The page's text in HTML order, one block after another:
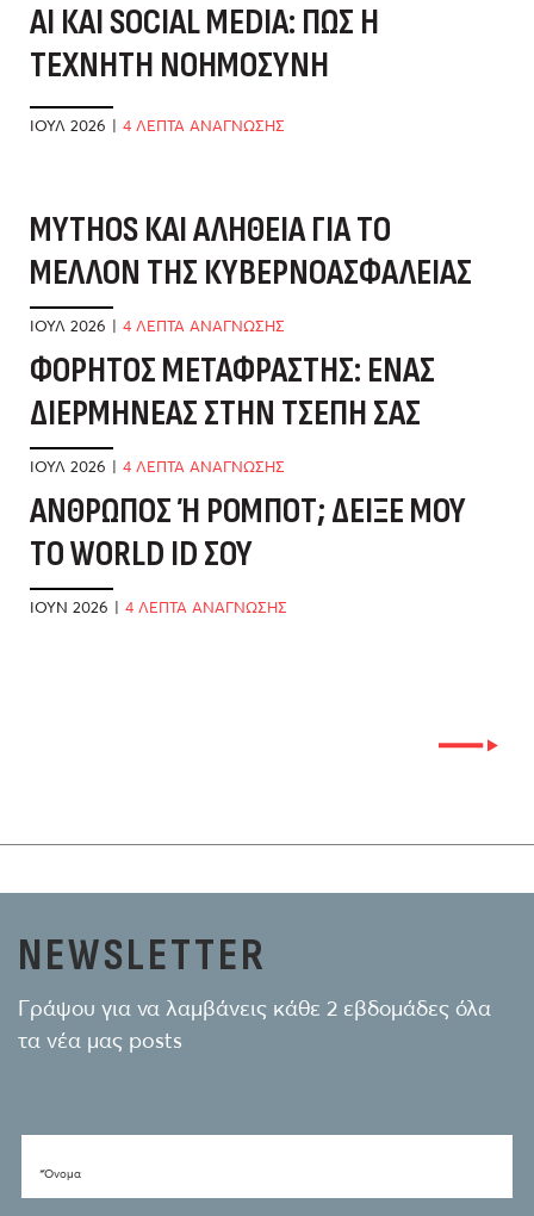
AI ΚΑΙ SOCIAL MEDIA: ΠΏΣ Η
ΤΕΧΝΗΤΉ ΝΟΗΜΟΣΎΝΗ
ΑΛΛΆΖΕΙ ΤΟ ΤΟΠΊΟ
ΙΟΎΛ 2026 | 4 ΛΕΠΤΑ ΑΝΑΓΝΩΣΗΣ
MYTHOS ΚΑΙ ΑΛΉΘΕΙΑ ΓΙΑ ΤΟ
ΜΈΛΛΟΝ ΤΗΣ ΚΥΒΕΡΝΟΑΣΦΆΛΕΙΑΣ
ΙΟΎΛ 2026 | 4 ΛΕΠΤΑ ΑΝΑΓΝΩΣΗΣ
ΦΟΡΗΤΌΣ ΜΕΤΑΦΡΑΣΤΉΣ: ΈΝΑΣ
ΔΙΕΡΜΗΝΈΑΣ ΣΤΗΝ ΤΣΈΠΗ ΣΑΣ
ΙΟΎΛ 2026 | 4 ΛΕΠΤΑ ΑΝΑΓΝΩΣΗΣ
ΆΝΘΡΩΠΟΣ Ή ΡΟΜΠΌΤ; ΔΕΊΞΕ ΜΟΥ Τ
Ο WORLD ID ΣΟΥ
ΙΟΎΝ 2026 | 4 ΛΕΠΤΑ ΑΝΑΓΝΩΣΗΣ
NEWSLETTER
Γράψου για να λαμβάνεις κάθε 2 εβδομάδες όλα
τα νέα μας posts
*Όνομα